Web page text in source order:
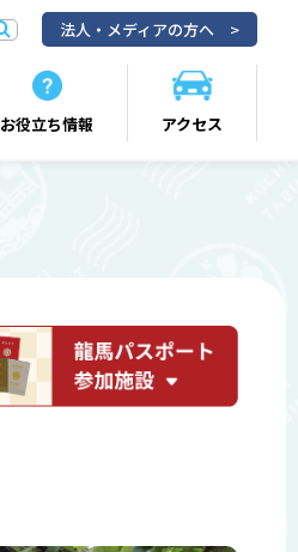
お役立ち情報 アクセス
法人・メディアの方へ